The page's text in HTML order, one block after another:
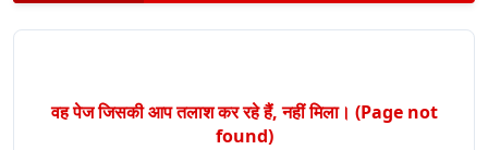
वह पेज जिसकी आप तलाश कर रहे हैं, नहीं मिला। (Page not
found)